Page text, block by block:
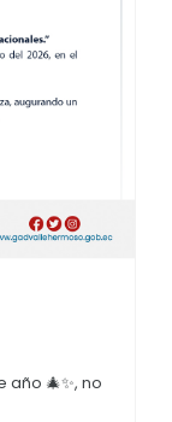
🎄✨, no